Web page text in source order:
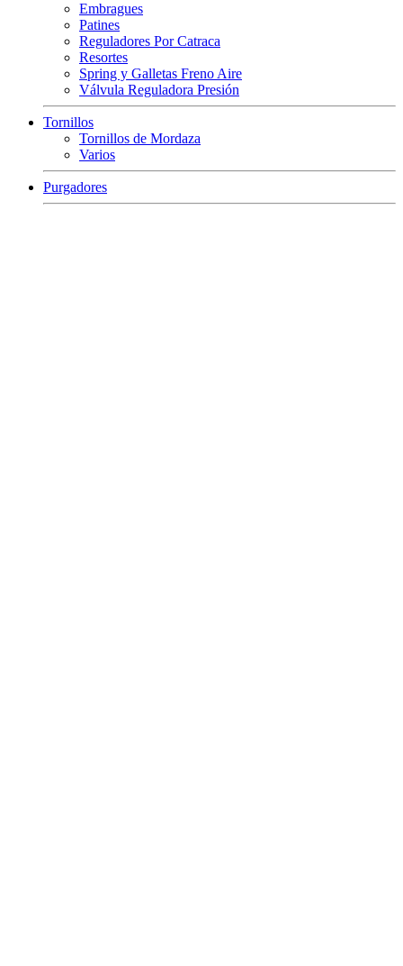
Embragues
Patines
Reguladores Por Catraca
Resortes
Spring y Galletas Freno Aire
Válvula Reguladora Presión
Tornillos
Tornillos de Mordaza
Varios
Purgadores